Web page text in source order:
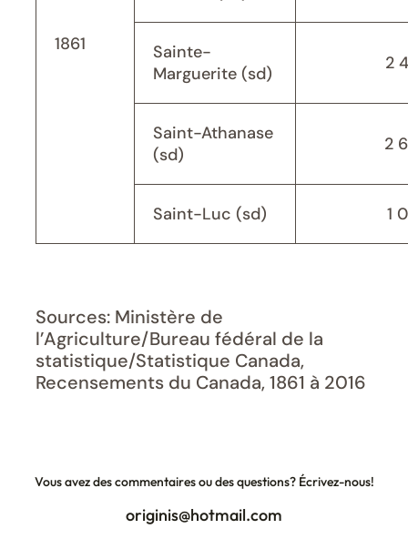
1861
Sainte-
Marguerite (sd)
2
Saint-Athanase
(sd)
2
Saint-Luc (sd) 1
Sources: Ministère de
l’Agriculture/Bureau fédéral de la
statistique/Statistique Canada,
Recensements du Canada, 1861 à 2016
Vous avez des commentaires ou des questions? Écrivez-nous!
originis@hotmail.com